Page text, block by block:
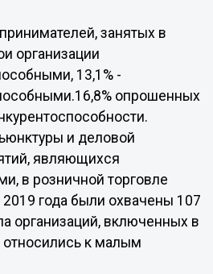
занятых в
организации
13,1% -
опрошенных
и деловой
являющихся
в розничной торговле
2019 года были охвачены 107
организаций, включенных в
относились к малым